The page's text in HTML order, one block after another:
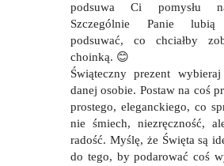
podsuwa Ci pomysłu
Szczególnie Panie lubią
podsuwać, co chciałby
choinką. 😊
Świąteczny prezent
danej osobie. Postaw na coś
prostego, eleganckiego, co
nie śmiech, niezręczność,
radość. Myślę, że Święta są
do tego, by podarować coś